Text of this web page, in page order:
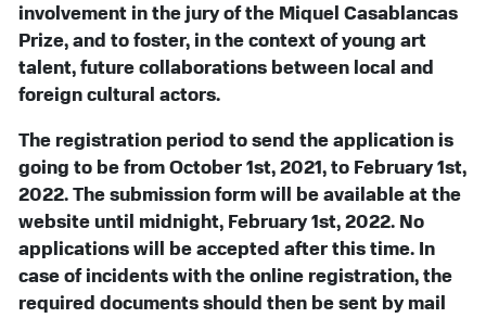
involvement in the jury of the Miquel Casablancas
Prize, and to foster, in the context of young art
talent, future collaborations between local and
foreign cultural actors.
The registration period to send the application is
going to be from October 1st, 2021, to February 1st,
2022. The submission form will be available at the
website until midnight, February 1st, 2022. No
applications will be accepted after this time. In
case of incidents with the online registration, the
required documents should then be sent by mail